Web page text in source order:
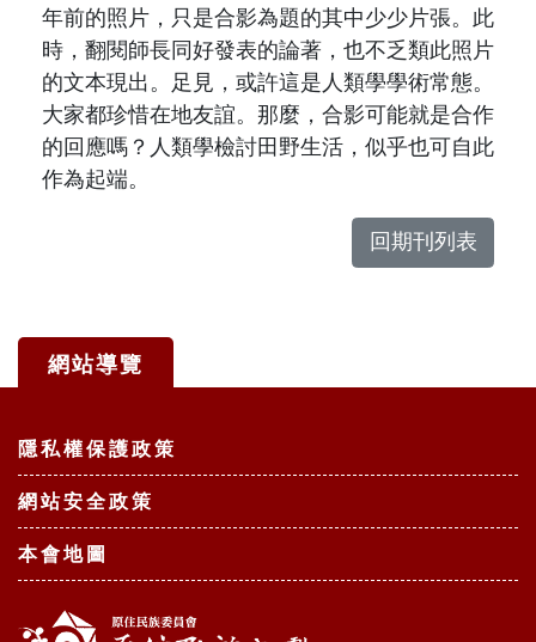
年前的照片，只是合影為題的其中少少片張。此
時，翻閱師長同好發表的論著，也不乏類此照片
的文本現出。足見，或許這是人類學學術常態。
大家都珍惜在地友誼。那麼，合影可能就是合作
的回應嗎？人類學檢討田野生活，似乎也可自此
作為起端。
回期刊列表
網站導覽
隱私權保護政策
網站安全政策
本會地圖